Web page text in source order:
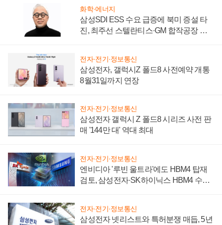
화학·에너지
삼성SDI ESS 수요 급증에 북미 증설 타
진, 최주선 스텔란티스·GM 합작공장 건
전자·전기·정보통신
삼성전자, 갤럭시Z 폴드8 사전예약 개통
8월31일까지 연장
전자·전기·정보통신
삼성전자 갤럭시 Z 폴드8 시리즈 사전 판
매 '144만 대' 역대 최대
전자·전기·정보통신
엔비디아 '루빈 울트라'에도 HBM4 탑재
검토, 삼성전자·SK하이닉스 HBM4 수율
전자·전기·정보통신
삼성전자 넷리스트와 특허분쟁 매듭, 5년